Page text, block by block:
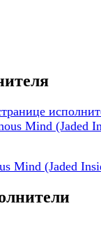
Mind (Jaded